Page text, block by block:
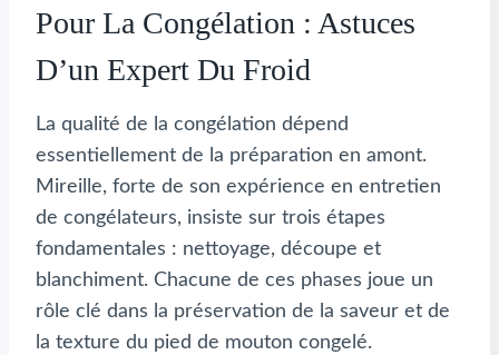
Pour La Congélation : Astuces
D’un Expert Du Froid
La qualité de la congélation dépend
essentiellement de la préparation en amont.
Mireille, forte de son expérience en entretien
de congélateurs, insiste sur trois étapes
fondamentales : nettoyage, découpe et
blanchiment. Chacune de ces phases joue un
rôle clé dans la préservation de la saveur et de
la texture du pied de mouton congelé.